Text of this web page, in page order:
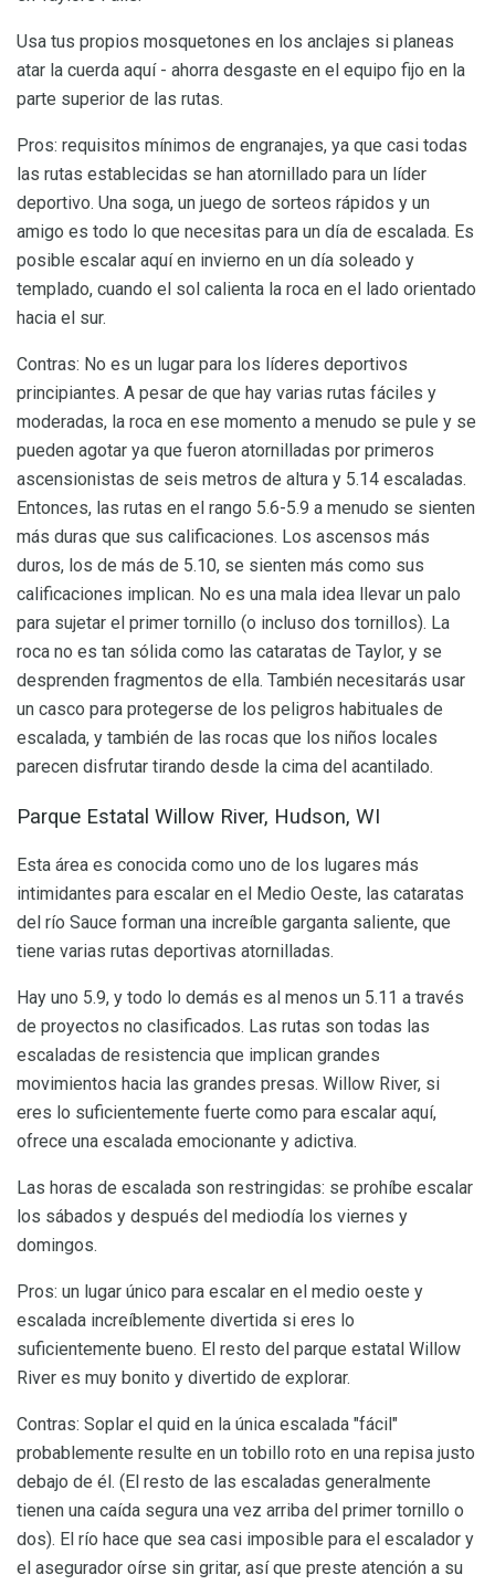
Usa tus propios mosquetones en los anclajes si planeas
atar la cuerda aquí - ahorra desgaste en el equipo fijo en la
parte superior de las rutas.
Pros: requisitos mínimos de engranajes, ya que casi todas
las rutas establecidas se han atornillado para un líder
deportivo. Una soga, un juego de sorteos rápidos y un
amigo es todo lo que necesitas para un día de escalada. Es
posible escalar aquí en invierno en un día soleado y
templado, cuando el sol calienta la roca en el lado orientado
hacia el sur.
Contras: No es un lugar para los líderes deportivos
principiantes. A pesar de que hay varias rutas fáciles y
moderadas, la roca en ese momento a menudo se pule y se
pueden agotar ya que fueron atornilladas por primeros
ascensionistas de seis metros de altura y 5.14 escaladas.
Entonces, las rutas en el rango 5.6-5.9 a menudo se sienten
más duras que sus calificaciones. Los ascensos más
duros, los de más de 5.10, se sienten más como sus
calificaciones implican. No es una mala idea llevar un palo
para sujetar el primer tornillo (o incluso dos tornillos). La
roca no es tan sólida como las cataratas de Taylor, y se
desprenden fragmentos de ella. También necesitarás usar
un casco para protegerse de los peligros habituales de
escalada, y también de las rocas que los niños locales
parecen disfrutar tirando desde la cima del acantilado.
Parque Estatal Willow River, Hudson, WI
Esta área es conocida como uno de los lugares más
intimidantes para escalar en el Medio Oeste, las cataratas
del río Sauce forman una increíble garganta saliente, que
tiene varias rutas deportivas atornilladas.
Hay uno 5.9, y todo lo demás es al menos un 5.11 a través
de proyectos no clasificados. Las rutas son todas las
escaladas de resistencia que implican grandes
movimientos hacia las grandes presas. Willow River, si
eres lo suficientemente fuerte como para escalar aquí,
ofrece una escalada emocionante y adictiva.
Las horas de escalada son restringidas: se prohíbe escalar
los sábados y después del mediodía los viernes y
domingos.
Pros: un lugar único para escalar en el medio oeste y
escalada increíblemente divertida si eres lo
suficientemente bueno. El resto del parque estatal Willow
River es muy bonito y divertido de explorar.
Contras: Soplar el quid en la única escalada "fácil"
probablemente resulte en un tobillo roto en una repisa justo
debajo de él. (El resto de las escaladas generalmente
tienen una caída segura una vez arriba del primer tornillo o
dos). El río hace que sea casi imposible para el escalador y
el asegurador oírse sin gritar, así que preste atención a su